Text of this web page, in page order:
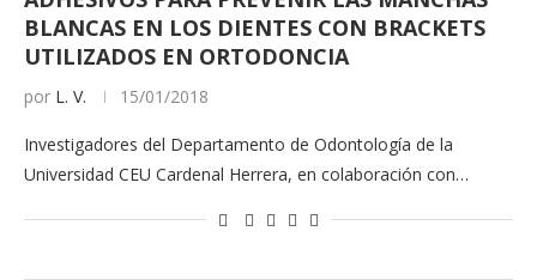
BLANCAS EN LOS DIENTES CON BRACKETS
UTILIZADOS EN ORTODONCIA
por L. V. 15/01/2018
Investigadores del Departamento de Odontología de la
Universidad CEU Cardenal Herrera, en colaboración con…